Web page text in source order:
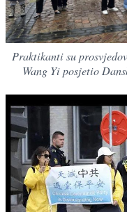
Praktikanti su
Wang Yi posjetio